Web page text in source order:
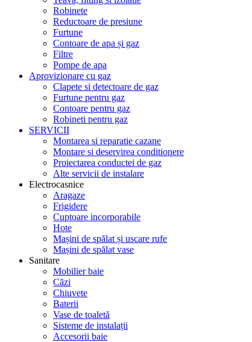
Robinete
Reductoare de presiune
Furtune
Contoare de apa și gaz
Filtre
Pompe de apa
Aprovizionare cu gaz
Clapete si detectoare de gaz
Furtune pentru gaz
Contoare pentru gaz
Robineti pentru gaz
SERVICII
Montarea si reparatie cazane
Montare si deservirea conditionere
Proiectarea conductei de gaz
Alte servicii de instalare
Electrocasnice
Aragaze
Frigidere
Cuptoare incorporabile
Hote
Mașini de spălat și uscare rufe
Mașini de spălat vase
Sanitare
Mobilier baie
Căzi
Chiuvete
Baterii
Vase de toaletă
Sisteme de instalații
Accesorii baie